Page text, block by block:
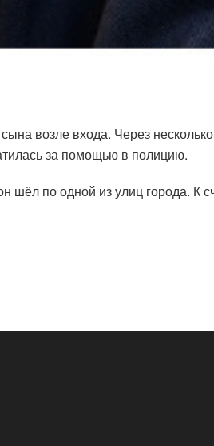
возле входа. Через
за помощью в полицию.
шёл по одной из улиц города. К